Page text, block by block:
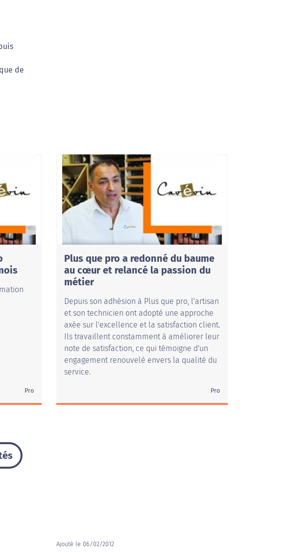
de
Pro
Plus que pro a redonné du baume
au cœur et relancé la passion du
métier
Depuis son adhésion à Plus que pro, l'artisan
et son technicien ont adopté une approche
axée sur l'excellence et la satisfaction client.
Ils travaillent constamment à améliorer leur
note de satisfaction, ce qui témoigne d'un
engagement renouvelé envers la qualité du
service.
Pro
Ajouté le 06/02/2012